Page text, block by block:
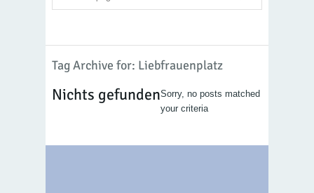
Tag Archive for: Liebfrauenplatz
Nichts gefundenSorry, no posts matched
your criteria